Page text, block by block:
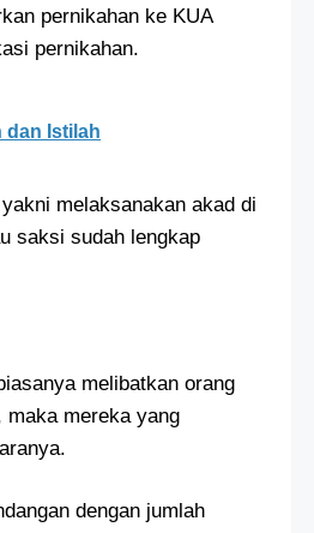
pernikahan ke KUA
pernikahan.
dan Istilah
melaksanakan akad di
saksi sudah lengkap
melibatkan orang
maka mereka yang
dengan jumlah